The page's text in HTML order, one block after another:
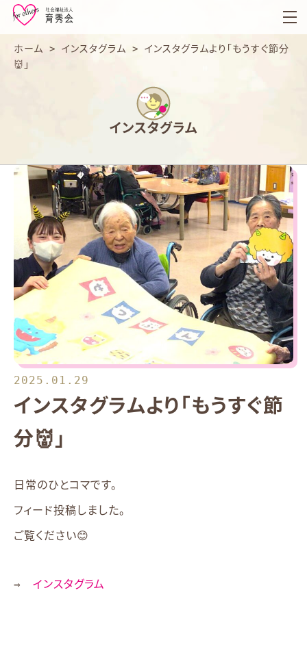
育
秀
会
ホーム > インスタグラム > インスタグラムより「もうすぐ節分
👹」
インスタグラム
2025.01.29
インスタグラムより「もうすぐ節
分👹」
日常のひとコマです。
フィード投稿しました。
ご覧ください😊
⇒ インスタグラム